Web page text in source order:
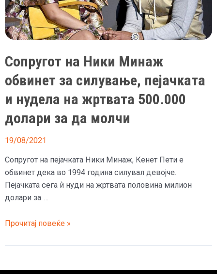
регистрирал
како
сексуален
Сопругот на Ники Минаж
обвинет за силување, пејачката
и нудела на жртвата 500.000
долари за да молчи
19/08/2021
Сопругот на пејачката Ники Минаж, Кенет Пети е
обвинет дека во 1994 година силувал девојче.
Пејачката сега ѝ нуди на жртвата половина милион
долари за …
Сопругот
Ники
Прочитај повеќе »